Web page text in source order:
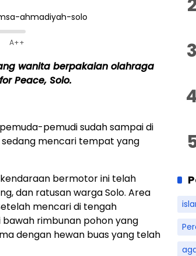
A++
wanita berpakaian olahraga
Peace, Solo.
pemudi sudah sampai di
sedang mencari tempat yang
bermotor ini telah
dan ratusan warga Solo. Area
mencari di tengah
rimbunan pohon yang
dengan hewan buas yang telah